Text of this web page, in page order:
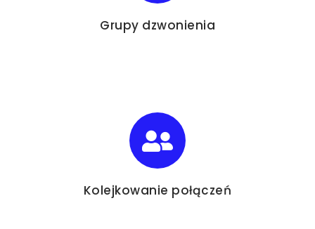
Grupy dzwonienia
Kolejkowanie połączeń